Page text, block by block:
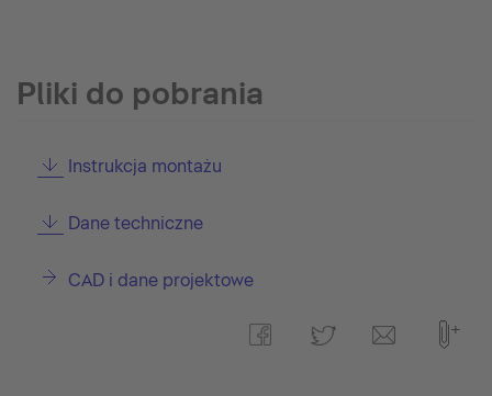
Pliki do pobrania
Instrukcja montażu
Dane techniczne
CAD i dane projektowe